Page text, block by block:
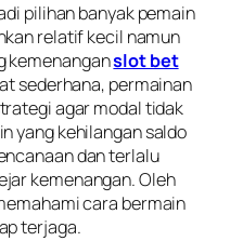
pilihan banyak pemain
relatif kecil namun
kemenanganslot bet
sederhana, permainan
agar modal tidak
yang kehilangan saldo
dan terlalu
kemenangan. Oleh
cara bermain
terjaga.